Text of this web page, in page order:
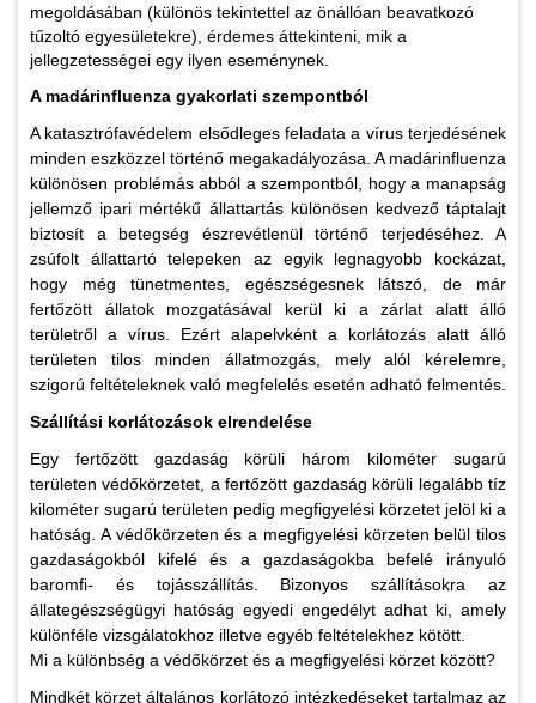
megoldásában (különös tekintettel az önállóan beavatkozó
tűzoltó egyesületekre), érdemes áttekinteni, mik a
jellegzetességei egy ilyen eseménynek.
A madárinfluenza gyakorlati szempontból
A katasztrófavédelem elsődleges feladata a vírus terjedésének
minden eszközzel történő megakadályozása. A madárinfluenza
különösen problémás abból a szempontból, hogy a manapság
jellemző ipari mértékű állattartás különösen kedvező táptalajt
biztosít a betegség észrevétlenül történő terjedéséhez. A
zsúfolt állattartó telepeken az egyik legnagyobb kockázat,
hogy még tünetmentes, egészségesnek látszó, de már
fertőzött állatok mozgatásával kerül ki a zárlat alatt álló
területről a vírus. Ezért alapelvként a korlátozás alatt álló
területen tilos minden állatmozgás, mely alól kérelemre,
szigorú feltételeknek való megfelelés esetén adható felmentés.
Szállítási korlátozások elrendelése
Egy fertőzött gazdaság körüli három kilométer sugarú
területen védőkörzetet, a fertőzött gazdaság körüli legalább tíz
kilométer sugarú területen pedig megfigyelési körzetet jelöl ki a
hatóság. A védőkörzeten és a megfigyelési körzeten belül tilos
gazdaságokból kifelé és a gazdaságokba befelé irányuló
baromfi- és tojásszállítás. Bizonyos szállításokra az
állategészségügyi hatóság egyedi engedélyt adhat ki, amely
különféle vizsgálatokhoz illetve egyéb feltételekhez kötött.
Mi a különbség a védőkörzet és a megfigyelési körzet között?
Mindkét körzet általános korlátozó intézkedéseket tartalmaz az